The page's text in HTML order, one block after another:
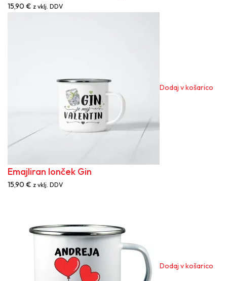
15,90 € z vklj. DDV
Dodaj v košarico
Emajliran lonček Gin
15,90 € z vklj. DDV
Dodaj v košarico